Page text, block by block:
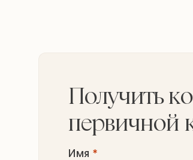
Получить
первичной
Имя *